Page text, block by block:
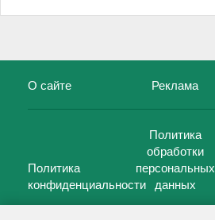
О сайте Реклама
Политика
конфиденциальности
Политика
обработки
персональных
данных